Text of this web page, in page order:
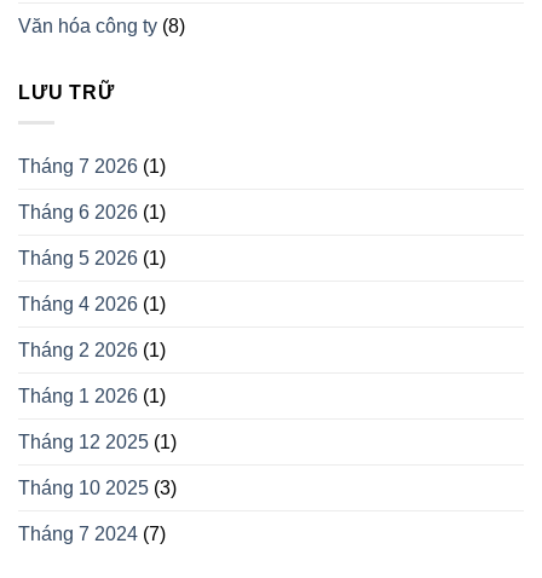
Văn hóa công ty (8)
LƯU TRỮ
Tháng 7 2026 (1)
Tháng 6 2026 (1)
Tháng 5 2026 (1)
Tháng 4 2026 (1)
Tháng 2 2026 (1)
Tháng 1 2026 (1)
Tháng 12 2025 (1)
Tháng 10 2025 (3)
Tháng 7 2024 (7)